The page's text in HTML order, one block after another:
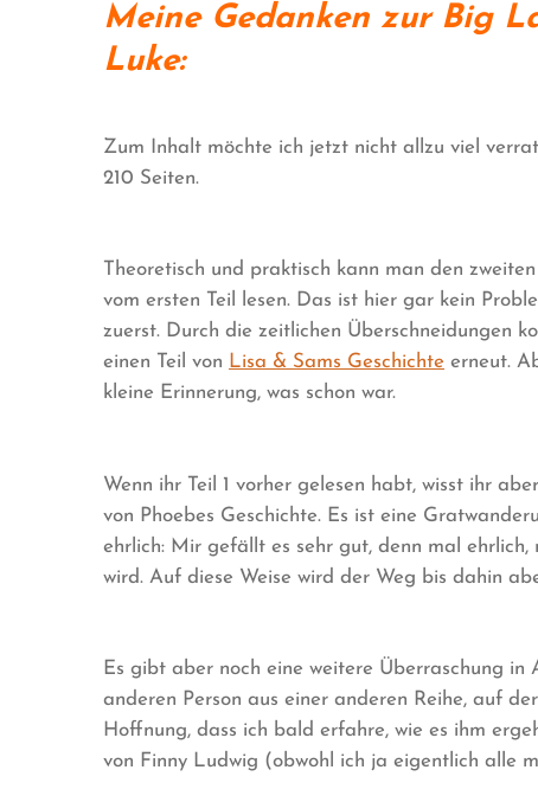
Meine Gedanken zur Big
Luke:
Zum Inhalt möchte ich jetzt nicht allzu viel
210 Seiten.
Theoretisch und praktisch kann man den
vom ersten Teil lesen. Das ist hier gar kein
zuerst. Durch die zeitlichen Überschneidungen
einen Teil von Lisa & Sams Geschichte erneut.
kleine Erinnerung, was schon war.
Wenn ihr Teil 1 vorher gelesen habt, wisst ihr
von Phoebes Geschichte. Es ist eine
ehrlich: Mir gefällt es sehr gut, denn mal ehrlich,
wird. Auf diese Weise wird der Weg bis dahin
Es gibt aber noch eine weitere Überraschung
anderen Person aus einer anderen Reihe, auf
Hoffnung, dass ich bald erfahre, wie es ihm
von Finny Ludwig (obwohl ich ja eigentlich alle